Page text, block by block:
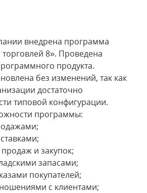
внедрена программа
8». Проведена
продукта.
без изменений, так как
достаточно
типовой конфигурации.
программы:
и закупок;
запасами;
покупателей;
с клиентами;